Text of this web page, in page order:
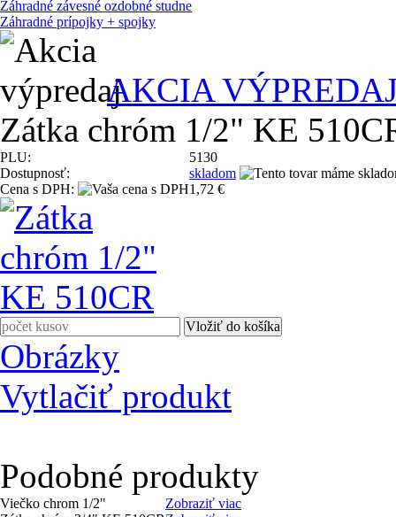
Záhradné závesné ozdobné studne
Záhradné prípojky + spojky
AKCIA
Zátka chróm 1/2" KE
PLU:
5130
Dostupnosť:
skladom
Cena s DPH:
1,72 €
Obrázky
Vytlačiť produkt
Podobné produkty
Viečko chrom 1/2"
Zobraziť viac